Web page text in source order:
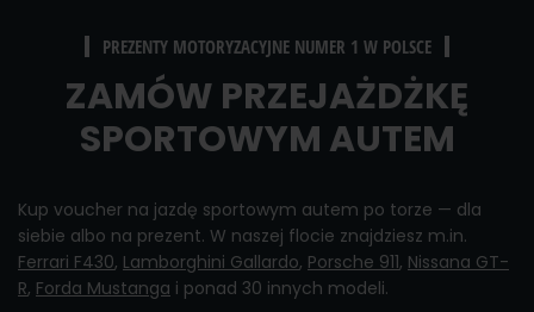
PREZENTY MOTORYZACYJNE NUMER 1 W POLSCE
ZAMÓW PRZEJAŻDŻKĘ
SPORTOWYM AUTEM
Kup voucher na jazdę sportowym autem po torze — dla
siebie albo na prezent. W naszej flocie znajdziesz m.in.
Ferrari F430, Lamborghini Gallardo, Porsche 911, Nissana GT-
R, Forda Mustanga i ponad 30 innych modeli.